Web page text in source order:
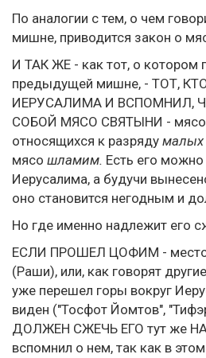
По аналогии с тем, о чем
мишне, приводится закон о
И ТАК ЖЕ - как тот, о котором
предыдущей мишне, - ТОТ,
ИЕРУСАЛИМА И ВСПОМНИЛ,
СОБОЙ МЯСО СВЯТЫНИ - мясо
относящихся к разряду малых
мясо шламим. Есть его
Иерусалима, а будучи
оно становится негодным и
Но где именно надлежит его
ЕСЛИ ПРОШЕЛ ЦОФИМ - место,
(Раши), или, как говорят
уже перешел горы вокруг
виден ("Тосфот Йомтов",
ДОЛЖЕН СЖЕЧЬ ЕГО тут же
вспомнил о нем, так как в